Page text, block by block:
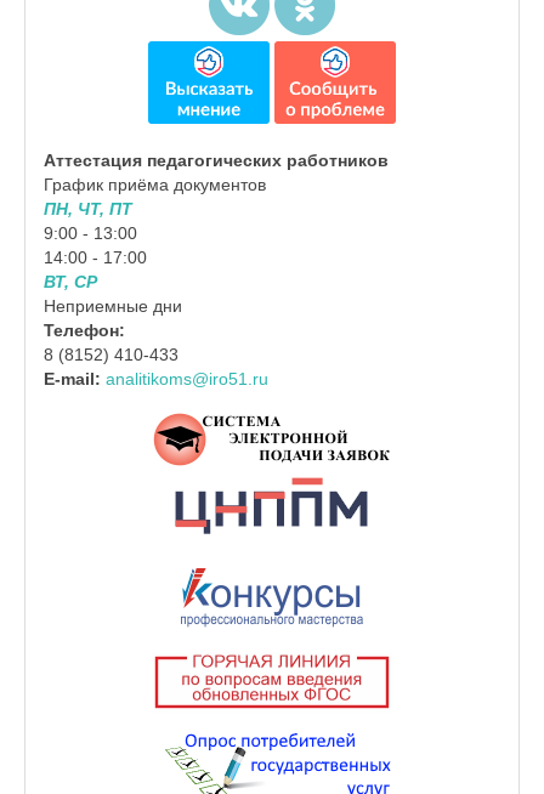
Аттестация педагогических работников
График приёма документов
ПН, ЧТ, ПТ
9:00 - 13:00
14:00 - 17:00
ВТ, СР
Неприемные дни
Телефон:
8 (8152) 410-433
E-mail: analitikoms@iro51.ru